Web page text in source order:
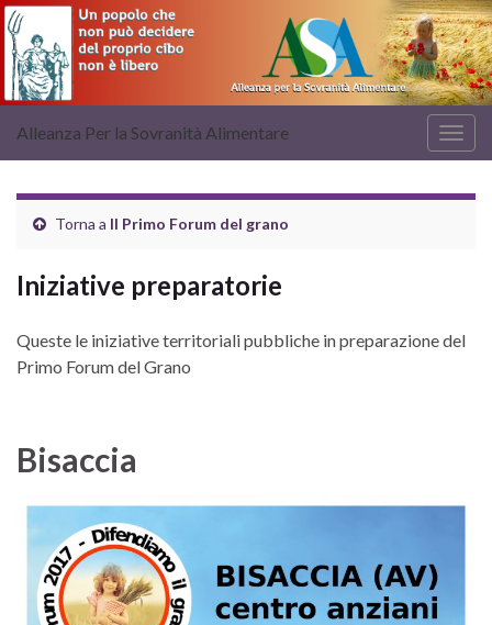
la
Alleanza Per la Sovranità Alimentare
Torna a Il Primo Forum del grano
Iniziative preparatorie
Queste le iniziative territoriali pubbliche in preparazione del
Primo Forum del Grano
Bisaccia